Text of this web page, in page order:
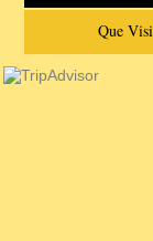
Que